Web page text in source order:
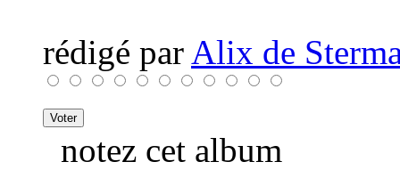
rédigé par Alix de
notez cet album